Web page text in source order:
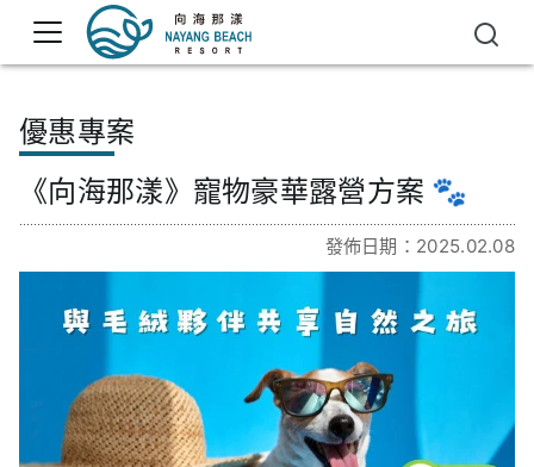
優惠專案
《向海那漾》寵物豪華露營方案 🐾
發佈日期：2025.02.08